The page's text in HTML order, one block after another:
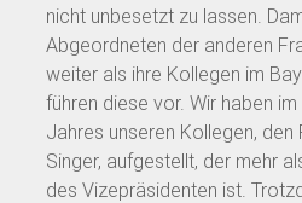
nicht unbesetzt zu lassen.
Abgeordneten der anderen
weiter als ihre Kollegen im
führen diese vor. Wir haben
Jahres unseren Kollegen, den
Singer, aufgestellt, der mehr
des Vizepräsidenten ist.